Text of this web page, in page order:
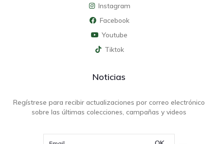
Instagram
Facebook
Youtube
Tiktok
Noticias
Regístrese para recibir actualizaciones por correo electrónico
sobre las últimas colecciones, campañas y videos